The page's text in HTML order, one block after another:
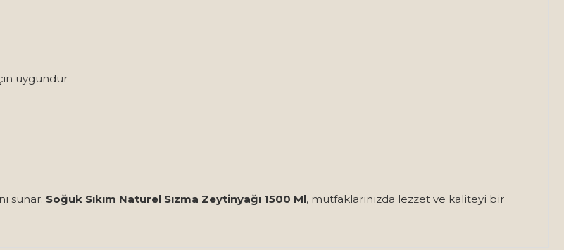
uygundur
sunar. Soğuk Sıkım Naturel Sızma Zeytinyağı 1500 Ml, mutfaklarınızda lezzet ve kaliteyi bir